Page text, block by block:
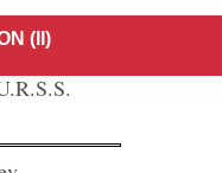
(II)